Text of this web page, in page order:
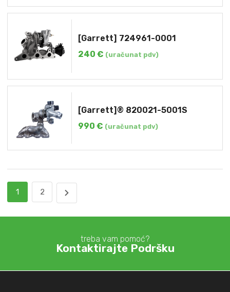
[Garrett] 724961-0001
240 € (uračunat pdv)
[Garrett]® 820021-5001S
990 € (uračunat pdv)
1 2
treba vam pomoć?
Kontaktirajte Podršku